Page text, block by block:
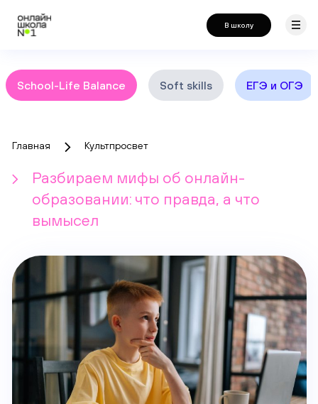
В школу
School-Life Balance Soft skills ЕГЭ и ОГЭ
Главная Культпросвет
Разбираем мифы об онлайн-
образовании: что правда, а что
вымысел